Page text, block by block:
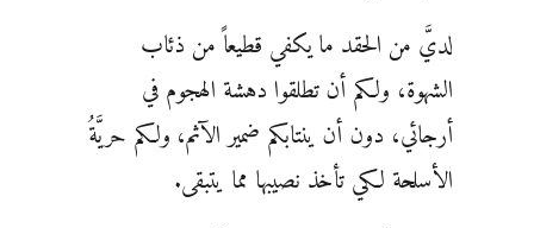
لديَّ من الحقد ما يكفي قطيعاً من ذئاب
الشهوة، ولكم أن تطلقوا دهشة الهجوم في
أرجائي، دون أن ينتابكم ضمير الآثم، ولكم حريَّةُ
الأسلحة لكي تأخذ نصيبها مما يتبقى.